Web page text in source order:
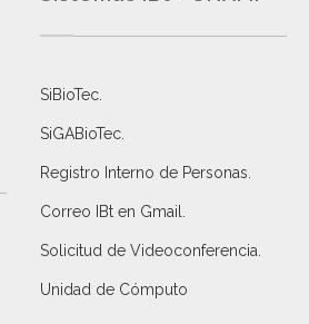
SiBioTec
SiGABioTec.
Registro Interno de Personas
Correo IBt en Gmail
Solicitud de Videoconferencia.
Unidad de Cómputo